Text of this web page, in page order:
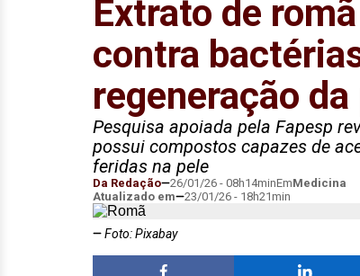
Extrato de
contra
regeneração da
Pesquisa apoiada pela Fapesp
possui compostos capazes de
feridas na pele
Da Redação 26/01/26 - 08h14minEmMedicina
Atualizado em
23/01/26 - 18h21min
Foto: Pixabay